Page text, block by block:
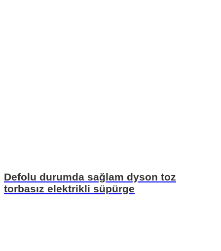
Defolu durumda sağlam dyson toz
torbasız elektrikli süpürge